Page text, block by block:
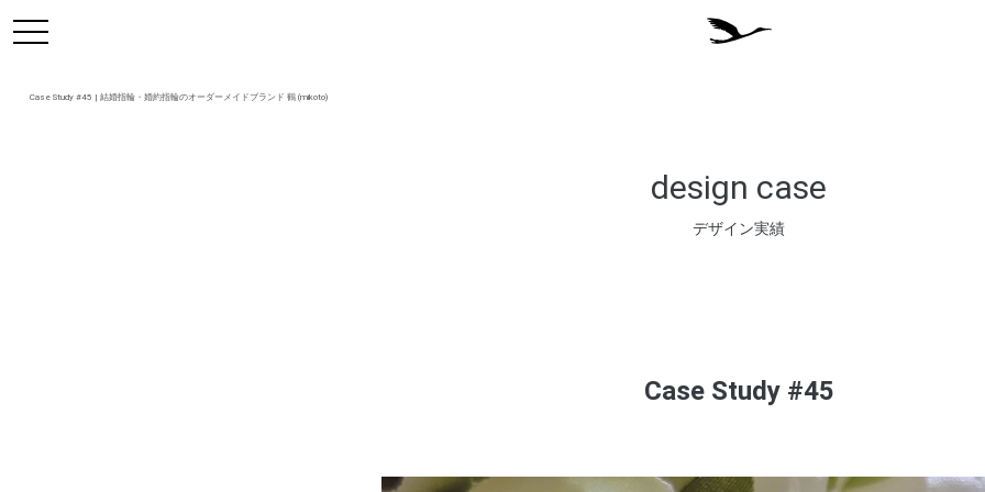
Case Study #45 | 結婚指輪・婚約指輪のオーダーメイドブランド 鶴 (mikoto)
design case
デザイン実績
toggle
navigation
Case Study #45